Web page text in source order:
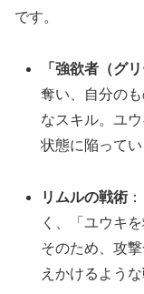
です。
「強欲者（グ
奪い、自分の
なスキル。ユ
状態に陥ってい
リムルの戦術
く、「ユウキ
そのため、攻
えかけるよう